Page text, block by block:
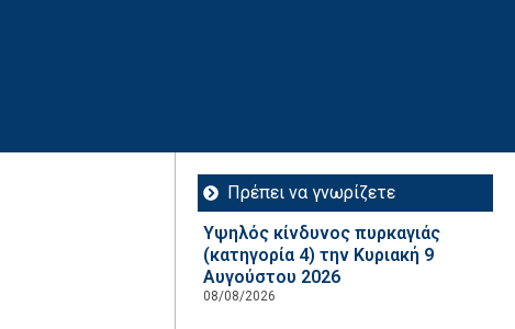
Πρέπει να γνωρίζετε
Υψηλός κίνδυνος πυρκαγιάς
(κατηγορία 4) την Κυριακή 9
Αυγούστου 2026
08/08/2026